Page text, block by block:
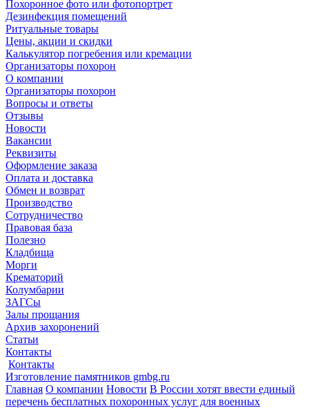
Похоронное фото или фотопортрет
Дезинфекция помещений
Ритуальные товары
Цены, акции и скидки
Калькулятор погребения или кремации
Организаторы похорон
О компании
Организаторы похорон
Вопросы и ответы
Отзывы
Новости
Вакансии
Реквизиты
Оформление заказа
Оплата и доставка
Обмен и возврат
Производство
Сотрудничество
Правовая база
Полезно
Кладбища
Морги
Крематорий
Колумбарии
ЗАГСы
Залы прощания
Архив захоронений
Статьи
Контакты
Контакты
Изготовление памятников gmbg.ru
Главная О компании Новости В России хотят ввести единый
перечень бесплатных похоронных услуг для военных